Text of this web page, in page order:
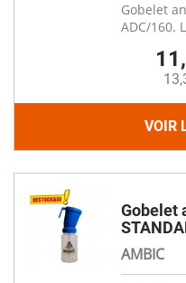
Gobelet
ADC/160.
VOIR
Gobelet
AMBIC